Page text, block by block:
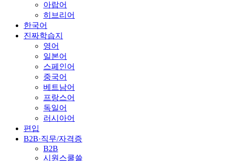
아랍어
히브리어
한국어
진짜학습지
영어
일본어
스페인어
중국어
베트남어
프랑스어
독일어
러시아어
편입
B2B·직무/자격증
B2B
시원스쿨쓸